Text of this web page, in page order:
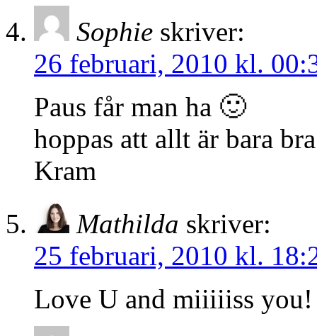
Sophie skriver:
26 februari, 2010 kl.
Paus får man ha 🙂
hoppas att allt är bara
Kram
Mathilda skriver:
25 februari, 2010 kl.
Love U and miiiiiss